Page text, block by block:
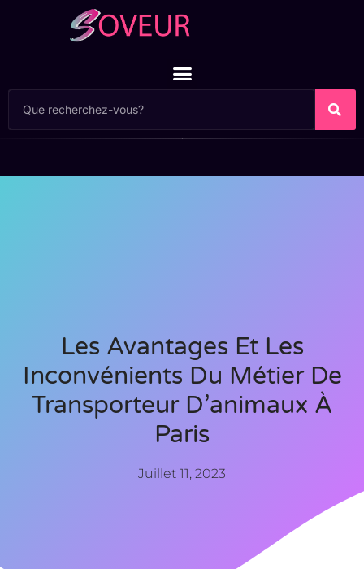
Les Avantages Et Les
Inconvénients Du Métier De
Transporteur D’animaux À
Paris
Juillet 11, 2023